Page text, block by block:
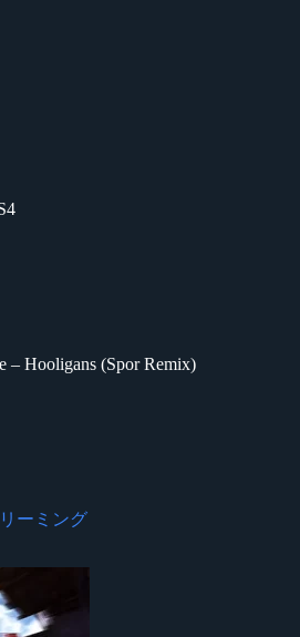
– Hooligans (Spor Remix)
ーミング